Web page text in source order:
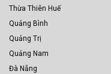
Thừa Thiên Huế
Quảng Bình
Quảng Trị
Quảng Nam
Đà Nẵng